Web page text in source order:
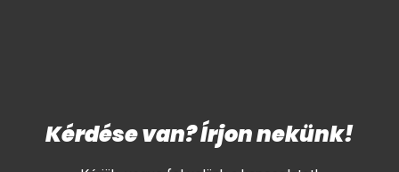
Kérdése van? Írjon nekünk!